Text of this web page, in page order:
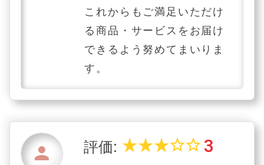
これからもご満足いただけ
る商品・サービスをお届け
できるよう努めてまいりま
す。
person 評価: star_ratestar_ratestar_ratestar_borderstar_border 3